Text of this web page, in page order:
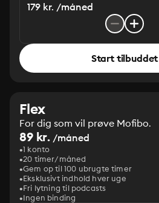
179 kr. /måned
Start tilbuddet
Flex
For dig som vil prøve Mofibo.
89 kr. /måned
1 konto
20 timer/måned
Gem op til 100 ubrugte timer
Eksklusivt indhold hver uge
Fri lytning til podcasts
Ingen binding